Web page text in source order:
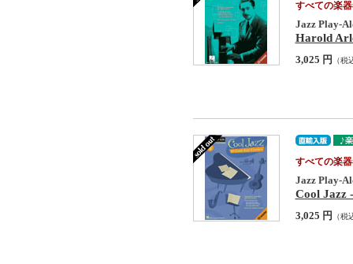
すべての楽
Jazz Play-
Harold
3,025 円 （税
すべての楽
Jazz Play-
Cool Jazz
3,025 円 （税